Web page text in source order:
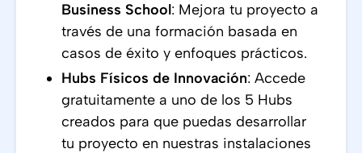
Business School: Mejora tu proyecto a
través de una formación basada en
casos de éxito y enfoques prácticos.
Hubs Físicos de Innovación: Accede
gratuitamente a uno de los 5 Hubs
creados para que puedas desarrollar
tu proyecto en nuestras instalaciones